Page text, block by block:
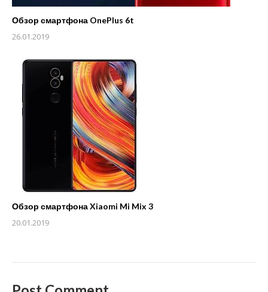
Обзор смартфона OnePlus 6t
26.01.2019
Обзор смартфона Xiaomi Mi Mix 3
20.01.2019